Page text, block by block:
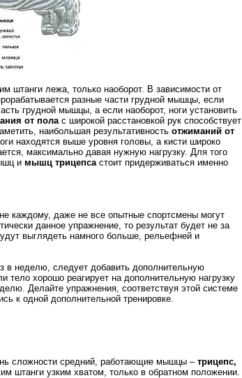
штанги лежа, только наоборот. В зависимости от
разные части грудной мышцы, если
грудной мышцы, а если наоборот, ноги установить
от полас широкой расстановкой рук способствует
наибольшая результативность отжиманий от
находятся выше уровня головы, а кисти широко
максимально давая нужную нагрузку. Для того
и мышц трицепсастоит придерживаться именно
каждому, даже не все опытные спортсмены могут
данное упражнение, то результат будет не за
выглядеть намного больше, рельефней и
в неделю, следует добавить дополнительную
хорошо реагирует на дополнительную нагрузку
Делайте упражнения, соответствуя этой системе
к одной дополнительной тренировке.
сложности средний, работающие мышцы – трицепс,
штанги узким хватом, только в обратном положении.